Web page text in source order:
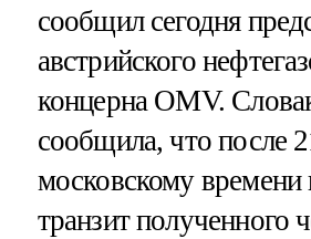
сообщил сегодня
австрийского
концерна OMV.
сообщила, что после
московскому времени
транзит полученного